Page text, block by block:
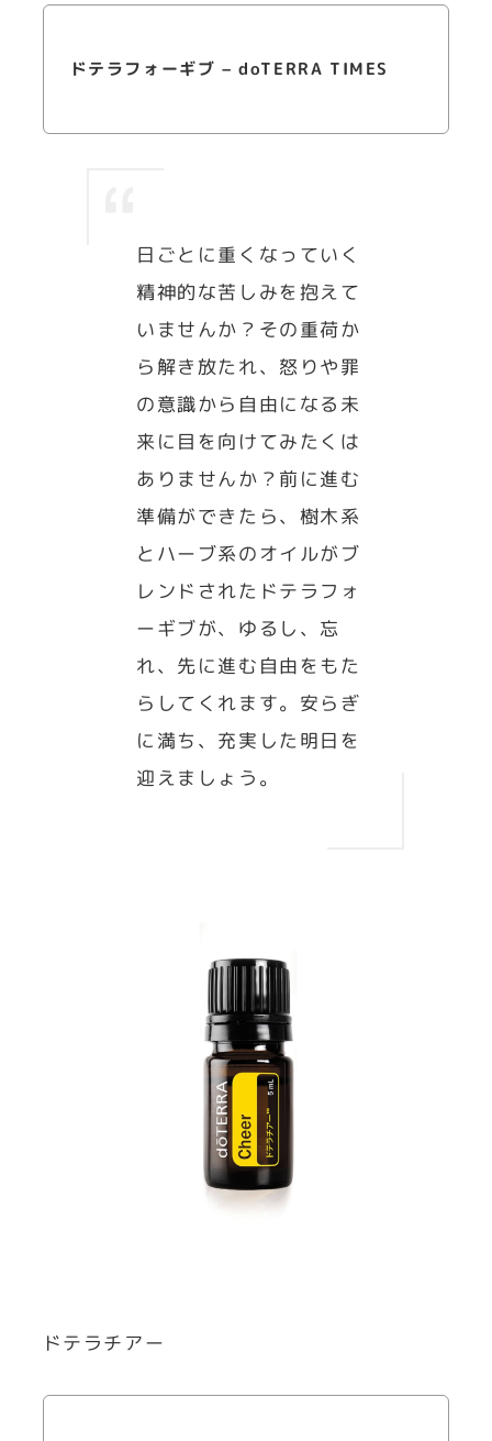
ドテラフォーギブ – doTERRA TIMES
日ごとに重くなっていく
精神的な苦しみを抱えて
いませんか？その重荷か
ら解き放たれ、怒りや罪
の意識から自由になる未
来に目を向けてみたくは
ありませんか？前に進む
準備ができたら、樹木系
とハーブ系のオイルがブ
レンドされたドテラフォ
ーギブが、ゆるし、忘
れ、先に進む自由をもた
らしてくれます。安らぎ
に満ち、充実した明日を
迎えましょう。
ドテラチアー